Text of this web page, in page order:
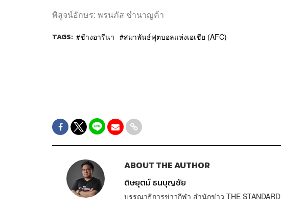
พิสูจน์อักษร: พรนภัส ชำนาญค้า
TAGS: ช้างอารีนา สมาพันธ์ฟุตบอลแห่งเอเชีย (AFC)
ABOUT THE AUTHOR
ดิษยุตม์ ธนบุญชัย
บรรณาธิการข่าวกีฬา สำนักข่าว THE STANDARD